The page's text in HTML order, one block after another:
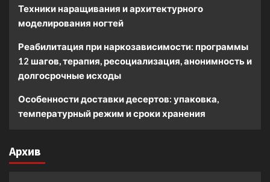
Техники наращивания и архитектурного
моделирования ногтей
Реабилитация при наркозависимости: программы
12 шагов, терапия, ресоциализация, анонимность и
долгосрочные исходы
Особенности доставки десертов: упаковка,
температурный режим и сроки хранения
Архив